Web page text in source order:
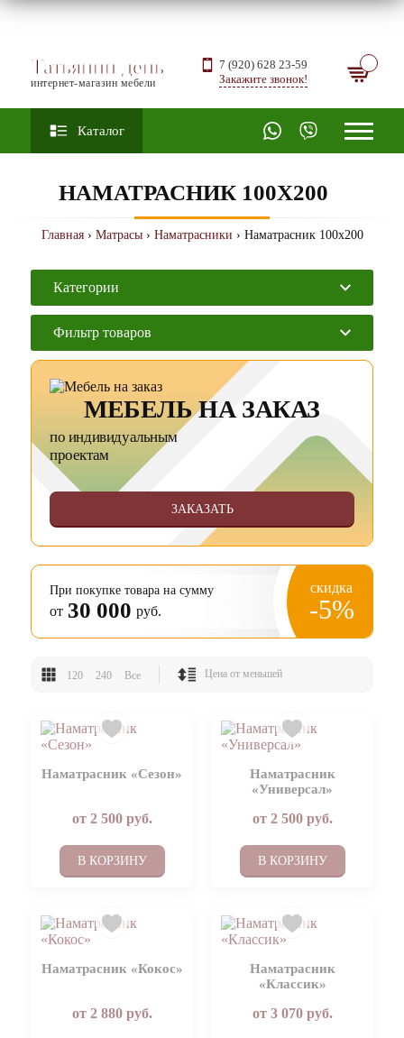
Татьянин день
интернет-магазин мебели
7 (920) 628 23-59
Закажите звонок!
Каталог
НАМАТРАСНИК 100Х200
Главная› Матрасы› Наматрасники › Наматрасник 100х200
Категории
Фильтр товаров
МЕБЕЛЬ НА ЗАКАЗ
по индивидуальным
проектам
ЗАКАЗАТЬ
При покупке товара на сумму
от 30 000 руб.
скидка
-5%
120 240 Все
Наматрасник «Сезон»
от 2 500руб.
В КОРЗИНУ
Наматрасник
«Универсал»
от 2 500руб.
В КОРЗИНУ
Наматрасник «Кокос»
от 2 880руб.
Наматрасник
«Классик»
от 3 070руб.